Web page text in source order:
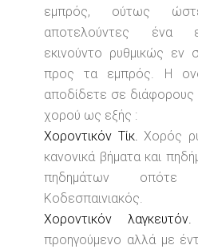
εμπρός, ούτως
αποτελούντες ένα
εκινούντο ρυθμικώς εν
προς τα εμπρός. Η
αποδίδετε σε
χορού ως εξής :
Χοροντικόν Τίκ. Χορός
κανονικά βήματα και
πηδημάτων οπότε
Κοδεσπαινιακός.
Χοροντικόν λαγκευτόν.
προηγούμενο αλλά με